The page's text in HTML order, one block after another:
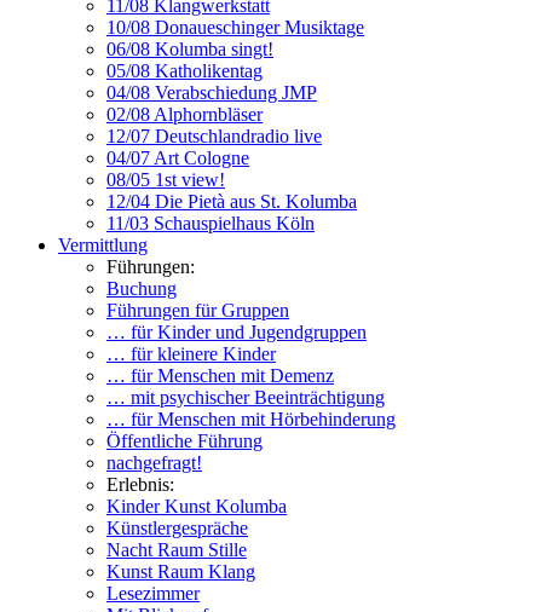
11/08 Klangwerkstatt
10/08 Donaueschinger Musiktage
06/08 Kolumba singt!
05/08 Katholikentag
04/08 Verabschiedung JMP
02/08 Alphornbläser
12/07 Deutschlandradio live
04/07 Art Cologne
08/05 1st view!
12/04 Die Pietà aus St. Kolumba
11/03 Schauspielhaus Köln
Vermittlung
Führungen:
Buchung
Führungen für Gruppen
… für Kinder und Jugendgruppen
… für kleinere Kinder
… für Menschen mit Demenz
… mit psychischer Beeinträchtigung
… für Menschen mit Hörbehinderung
Öffentliche Führung
nachgefragt!
Erlebnis:
Kinder Kunst Kolumba
Künstlergespräche
Nacht Raum Stille
Kunst Raum Klang
Lesezimmer